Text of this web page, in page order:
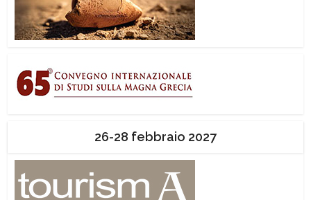
26-28 febbraio 2027